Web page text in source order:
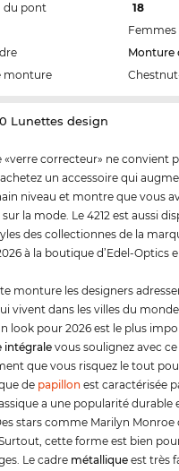
du pont
18
Monture
monture
Lunettes design
«verre correcteur» ne convient
un accessoire qui
niveau et montre que vous
la mode. Le 4212 est aussi
des collectionnes de la
à la boutique d’Edel-Optics
monture les designers
vivent dans les villes du
look pour 2026 est le plus
intégralevous soulignez avec
que vous risquez le tout
de papillon est caractérisée
a une popularité durable
stars comme Marilyn Monroe
cette forme est bien
Le cadre métal lique est très